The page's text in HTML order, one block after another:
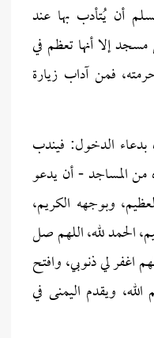
أن يُتأدب بها عند
إلا أنها تعظم في
فمن آداب زيارة
بدعاء الدخول: فيندب
من المساجد - أن يدعو
وبوجهه الكريم،
الحمد لله، اللهم صل
اغفر لي ذنوبي، وافتح
ويقدم اليمنى في